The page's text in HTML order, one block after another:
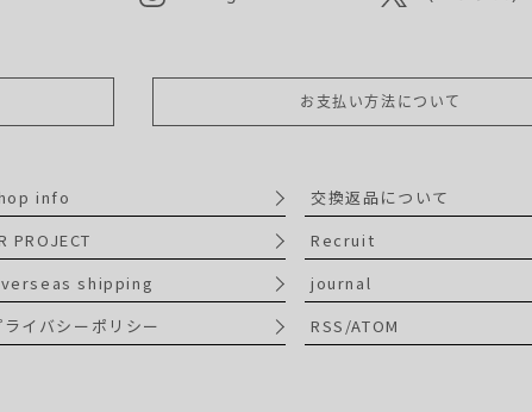
お支払い方法について
info
交換返品について
PROJECT
Recruit
shipping
journal
ライバシーポリシー RSS/ATOM